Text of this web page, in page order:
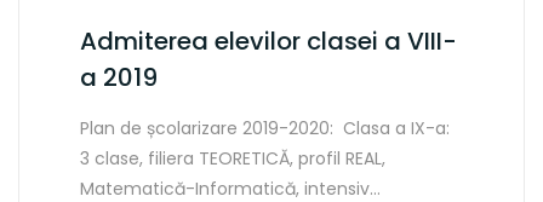
Admiterea elevilor clasei a VIII-
a 2019
Plan de școlarizare 2019-2020: Clasa a IX-a:
3 clase, filiera TEORETICĂ, profil REAL,
Matematică-Informatică, intensiv…